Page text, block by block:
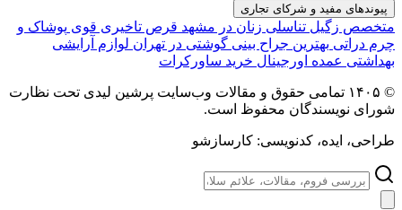
پیوندهای مفید و شرکای تجاری
متخصص زگیل تناسلی زنان در مشهد قرص تاخیری قوی پوشاک و
چرم دراتی بهترین جراح بینی گوشتی در تهران لوازم آرایشی
بهداشتی عمده اورجینال خرید ساورکرات
© ۱۴۰۵ تمامی حقوق و مقالات وب‌سایت پرشین لیدی تحت نظارت
شورای نویسندگان محفوظ است.
طراحی، ایده، کدنویسی: کارسازشو